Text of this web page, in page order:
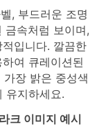
, 부드러운 조명
금속처럼 보이며,
입니다. 깔끔한
여 큐레이션된
장 밝은 중성색
유지하세요.
크 이미지 예시